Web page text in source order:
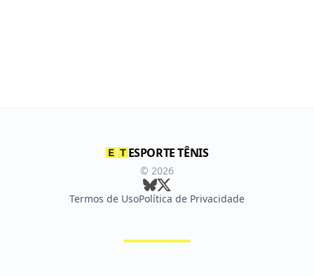
ESPORTE TÊNIS
© 2026
Termos de UsoPolítica de Privacidade